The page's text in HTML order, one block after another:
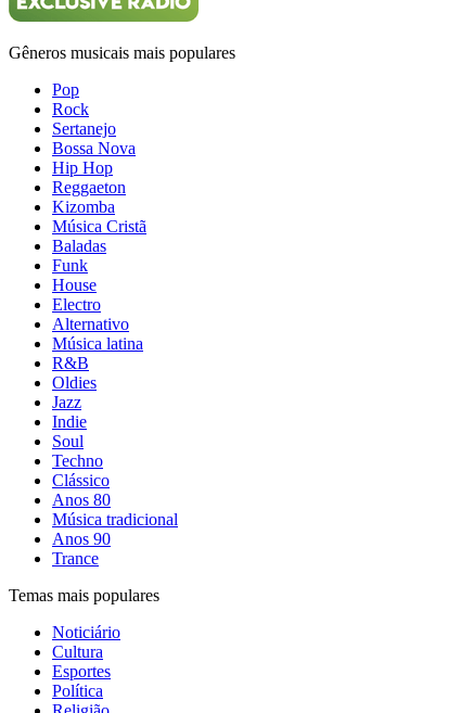
Gêneros musicais mais populares
Pop
Rock
Sertanejo
Bossa Nova
Hip Hop
Reggaeton
Kizomba
Música Cristã
Baladas
Funk
House
Electro
Alternativo
Música latina
R&B
Oldies
Jazz
Indie
Soul
Techno
Clássico
Anos 80
Música tradicional
Anos 90
Trance
Temas mais populares
Noticiário
Cultura
Esportes
Política